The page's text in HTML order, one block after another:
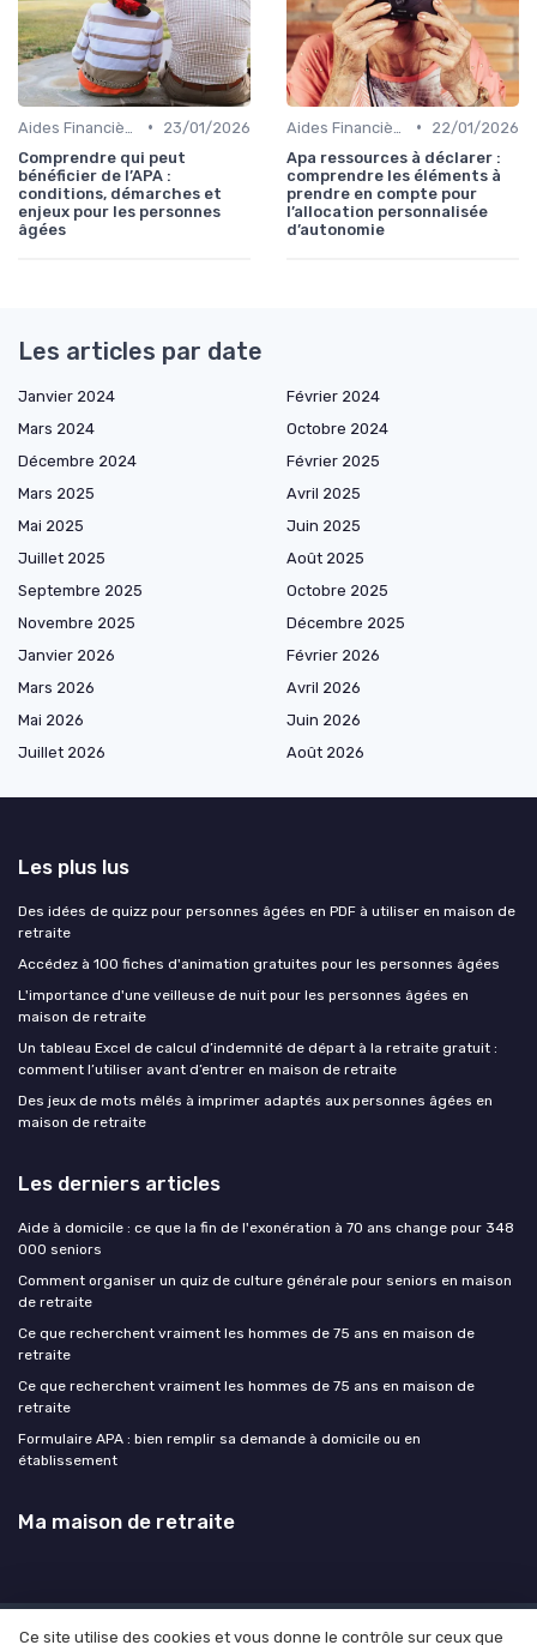
•
23/01/2026
Comprendre qui peut
bénéficier de l’APA :
conditions, démarches et
enjeux pour les personnes
âgées
•
22/01/2026
Apa ressources à déclarer :
comprendre les éléments à
prendre en compte pour
l’allocation personnalisée
d’autonomie
Les articles par date
Janvier 2024
Février 2024
Mars 2024
Octobre 2024
Décembre 2024
Février 2025
Mars 2025
Avril 2025
Mai 2025
Juin 2025
Juillet 2025
Août 2025
Septembre 2025
Octobre 2025
Novembre 2025
Décembre 2025
Janvier 2026
Février 2026
Mars 2026
Avril 2026
Mai 2026
Juin 2026
Juillet 2026
Août 2026
Les plus lus
Des idées de quizz pour personnes âgées en PDF à utiliser en maison de
retraite
Accédez à 100 fiches d'animation gratuites pour les personnes âgées
L'importance d'une veilleuse de nuit pour les personnes âgées en
maison de retraite
Un tableau Excel de calcul d’indemnité de départ à la retraite gratuit :
comment l’utiliser avant d’entrer en maison de retraite
Des jeux de mots mêlés à imprimer adaptés aux personnes âgées en
maison de retraite
Les derniers articles
Aide à domicile : ce que la fin de l'exonération à 70 ans change pour 348
000 seniors
Comment organiser un quiz de culture générale pour seniors en maison
de retraite
Ce que recherchent vraiment les hommes de 75 ans en maison de
retraite
Ce que recherchent vraiment les hommes de 75 ans en maison de
retraite
Formulaire APA : bien remplir sa demande à domicile ou en
établissement
Ma maison de retraite
Ce site utilise des cookies et vous donne le contrôle sur ceux que